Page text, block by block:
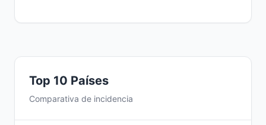
Top 10 Países
Comparativa de incidencia